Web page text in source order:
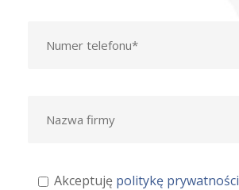
Akceptuję politykę prywatności